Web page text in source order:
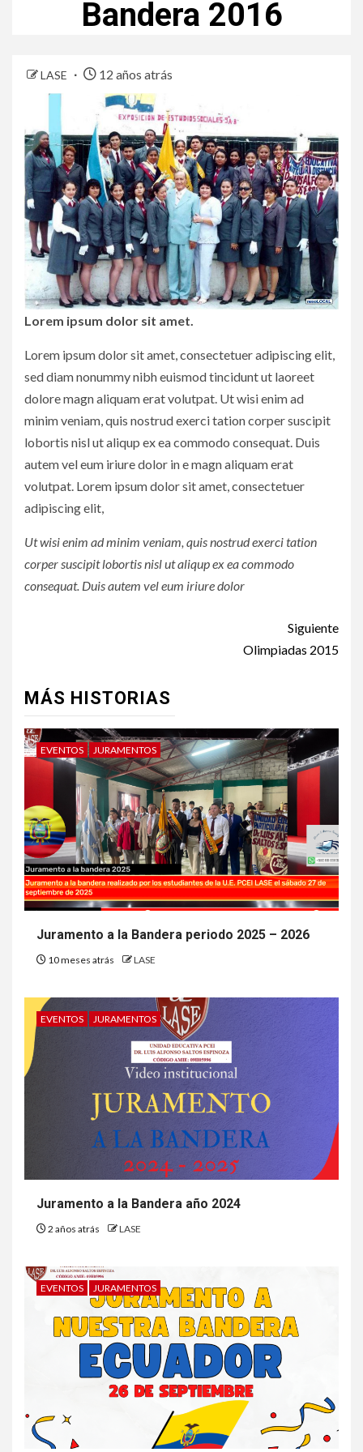
Bandera 2016
LASE 12 años atrás
Lorem ipsum dolor sit amet.
Lorem ipsum dolor sit amet, consectetuer adipiscing elit,
sed diam nonummy nibh euismod tincidunt ut laoreet
dolore magn aliquam erat volutpat. Ut wisi enim ad
minim veniam, quis nostrud exerci tation corper suscipit
lobortis nisl ut aliqup ex ea commodo consequat. Duis
autem vel eum iriure dolor in e magn aliquam erat
volutpat. Lorem ipsum dolor sit amet, consectetuer
adipiscing elit,
Ut wisi enim ad minim veniam, quis nostrud exerci tation
corper suscipit lobortis nisl ut aliqup ex ea commodo
consequat. Duis autem vel eum iriure dolor
Siguiente
Olimpiadas 2015
MÁS HISTORIAS
EVENTOS JURAMENTOS
Juramento a la Bandera periodo 2025 – 2026
10 meses atrás LASE
EVENTOS JURAMENTOS
Juramento a la Bandera año 2024
2 años atrás LASE
EVENTOS JURAMENTOS